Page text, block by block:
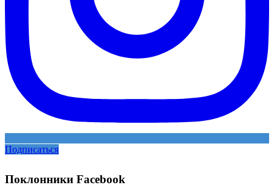
Подписаться
Поклонники Facebook